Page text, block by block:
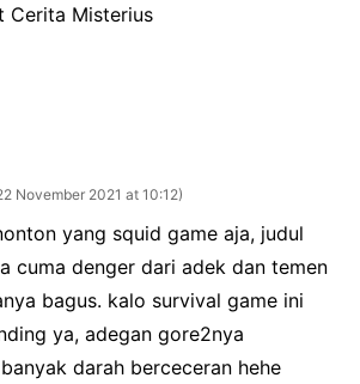
Cerita Misterius
November 2021 at 10:12
yang squid game aja, judul
cuma denger dari adek dan temen
bagus. kalo survival game ini
ya, adegan gore2nya
darah berceceran hehe